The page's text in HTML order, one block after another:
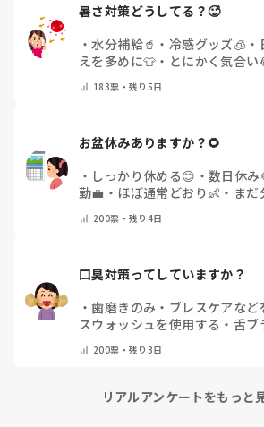
暑さ対策どうしてる？🥵
・水分補給🥤 ・ 冷感グッズ🧊 ・
えを多めに👕 ・ とにかく気合い
183票・残り5日
お盆休みありますか？🌻
・ しっかり休める😊 ・ 数日休み
勤💼 ・ ほぼ通常どおり👶 ・ まだ
200票・残り4日
口臭対策ってしていますか？
・歯磨きのみ ・ ブレスケアなど
スウォッシュを使用する ・ 舌ブ
の他(コメントで教えて下さい)
200票・残り3日
リアルアンケートをもっと